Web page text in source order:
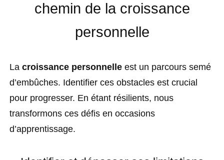
chemin de la croissance
personnelle
La croissance personnelle est un parcours semé
d’embûches. Identifier ces obstacles est crucial
pour progresser. En étant résilients, nous
transformons ces défis en occasions
d’apprentissage.